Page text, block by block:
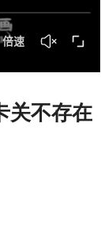
关不存在